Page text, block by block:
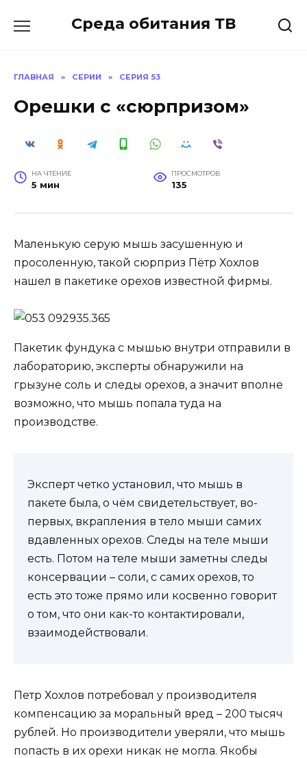
Среда обитания ТВ
ГЛАВНАЯ » СЕРИИ » СЕРИЯ 53
Орешки с «сюрпризом»
НА ЧТЕНИЕ
5 мин
ПРОСМОТРОВ
135
Маленькую серую мышь засушенную и
просоленную, такой сюрприз Пётр Хохлов
нашел в пакетике орехов известной фирмы.
Пакетик фундука с мышью внутри отправили в
лабораторию, эксперты обнаружили на
грызуне соль и следы орехов, а значит вполне
возможно, что мышь попала туда на
производстве.
Эксперт четко установил, что мышь в
пакете была, о чём свидетельствует, во-
первых, вкрапления в тело мыши самих
вдавленных орехов. Следы на теле мыши
есть. Потом на теле мыши заметны следы
консервации – соли, с самих орехов, то
есть это тоже прямо или косвенно говорит
о том, что они как-то контактировали,
взаимодействовали.
Петр Хохлов потребовал у производителя
компенсацию за моральный вред – 200 тысяч
рублей. Но производители уверяли, что мышь
попасть в их орехи никак не могла. Якобы